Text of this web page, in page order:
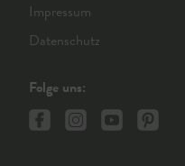
Impressum
Datenschutz
Folge uns: